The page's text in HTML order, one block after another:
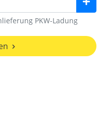
PKW-Ladung